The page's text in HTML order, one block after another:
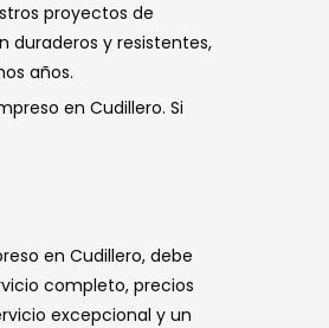
proyectos de
duraderos y resistentes,
años.
en Cudillero. Si
en Cudillero, debe
completo, precios
excepcional y un